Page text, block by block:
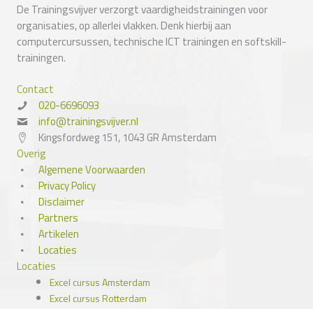
De Trainingsvijver verzorgt vaardigheidstrainingen voor
organisaties, op allerlei vlakken. Denk hierbij aan
computercursussen, technische ICT trainingen en softskill-
trainingen.
Contact
020-6696093
info@trainingsvijver.nl
Kingsfordweg 151, 1043 GR Amsterdam
Overig
Algemene Voorwaarden
Privacy Policy
Disclaimer
Partners
Artikelen
Locaties
Locaties
Excel cursus Amsterdam
Excel cursus Rotterdam